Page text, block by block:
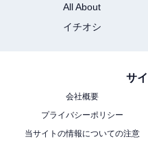
「不安」の類語（6）やば
う意味で、良くないこと
あります。不安の類語と
で使われます。
All About
イチオシ
サ
会社概要
プライバシーポリシー
当サイトの情報についての注意